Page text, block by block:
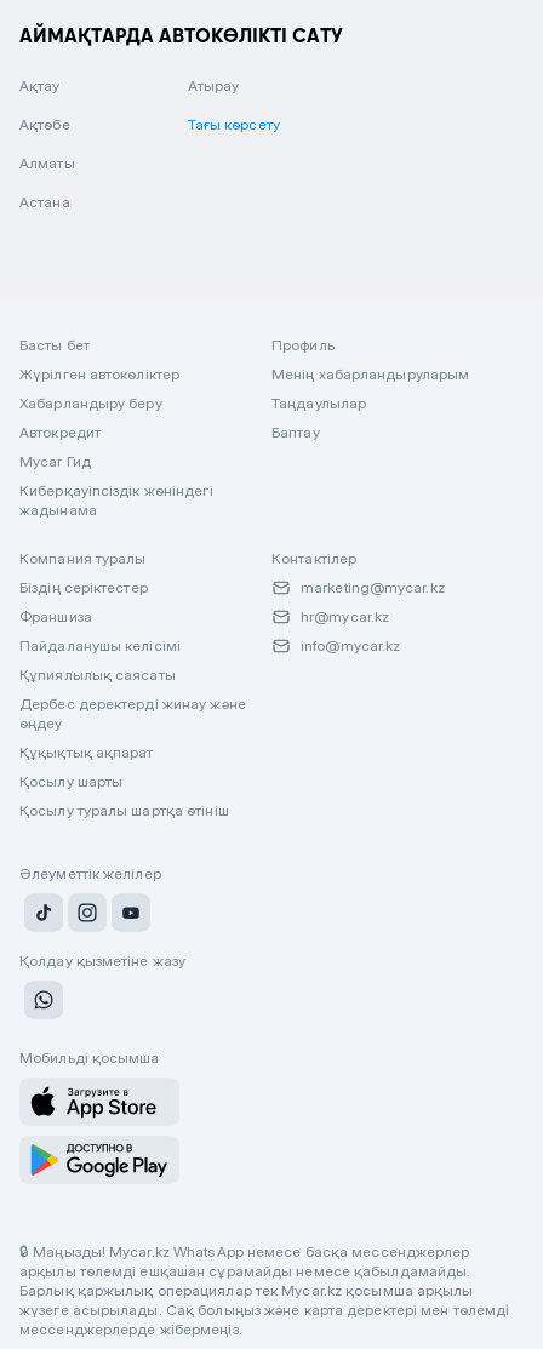
АЙМАҚТАРДА АВТОКӨЛІКТІ САТУ
Ақтау
Ақтөбе
Алматы
Астана
Атырау
Тағы көрсету
Басты бет
Жүрілген автокөліктер
Хабарландыру беру
Автокредит
Mycar Гид
Киберқауіпсіздік жөніндегі
жадынама
Профиль
Менің хабарландыруларым
Таңдаулылар
Баптау
Компания туралы
Біздің серіктестер
Франшиза
Пайдаланушы келісімі
Құпиялылық саясаты
Дербес деректерді жинау және
өңдеу
Құқықтық ақпарат
Қосылу шарты
Қосылу туралы шартқа өтініш
Контактілер
marketing@mycar.kz
hr@mycar.kz
info@mycar.kz
Әлеуметтік желілер
Қолдау қызметіне жазу
Мобильді қосымша
🔒 Маңызды! Mycar.kz WhatsApp немесе басқа мессенджерлер
арқылы төлемді ешқашан сұрамайды немесе қабылдамайды.
Барлық қаржылық операциялар тек Mycar.kz қосымша арқылы
жүзеге асырылады. Сақ болыңыз және карта деректері мен төлемді
мессенджерлерде жібермеңіз.